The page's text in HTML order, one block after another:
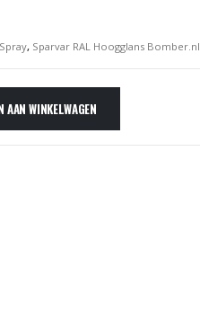
, Sparvar RAL Hoogglans Bomber.nl
AAN WINKELWAGEN